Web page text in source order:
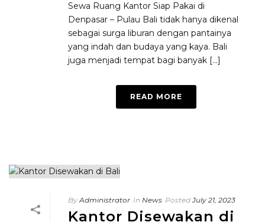
Sewa Ruang Kantor Siap Pakai di
Denpasar – Pulau Bali tidak hanya dikenal
sebagai surga liburan dengan pantainya
yang indah dan budaya yang kaya. Bali
juga menjadi tempat bagi banyak [...]
READ MORE
By Administrator In News Posted July 21, 2023
Kantor Disewakan di